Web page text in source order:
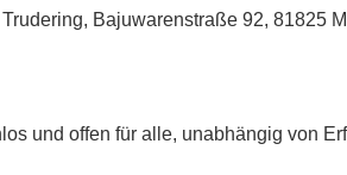
Bajuwarenstraße 92, 81825
und offen für alle, unabhängig von